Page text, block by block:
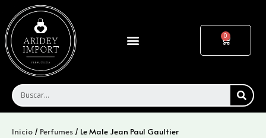
contenido
Menu Cart
Inicio / Perfumes / Le Male Jean Paul Gaultier